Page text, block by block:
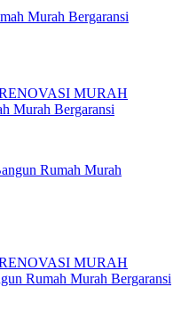
MURAH
Murah Bergaransi
MURAH
Rumah Murah Bergaransi